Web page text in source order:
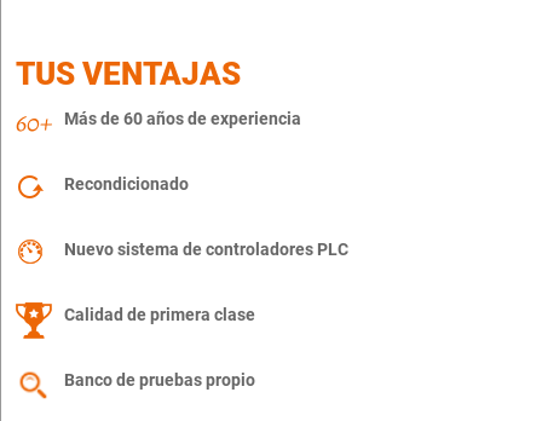
TUS VENTAJAS
Más de 60 años de experiencia
Recondicionado
Nuevo sistema de controladores PLC
Calidad de primera clase
Banco de pruebas propio